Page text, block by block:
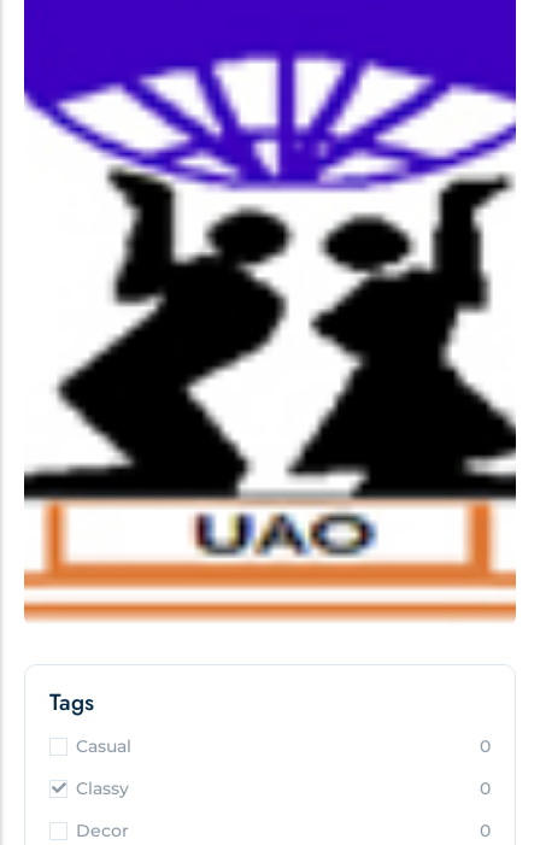
Tags
Casual
0
Classy
0
Decor
0